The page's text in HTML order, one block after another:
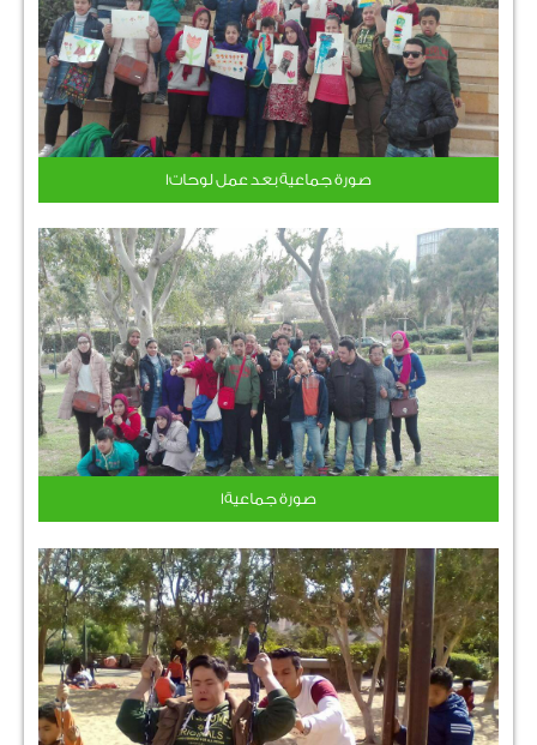
صورة جماعية بعد عمل لوحات1
صورة جماعية1